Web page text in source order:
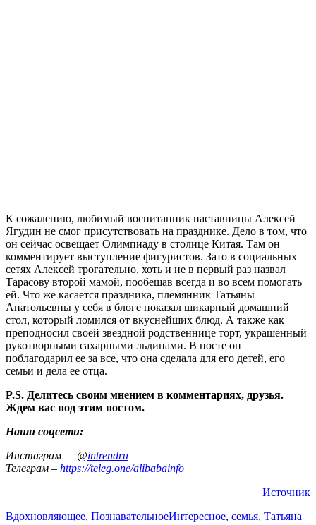
К сожалению, любимый воспитанник наставницы Алексей
Ягудин не смог присутствовать на празднике. Дело в том, что
он сейчас освещает Олимпиаду в столице Китая. Там он
комментирует выступление фигуристов. Зато в социальных
сетях Алексей трогательно, хоть и не в первый раз назвал
Тарасову второй мамой, пообещав всегда и во всем помогать
ей. Что же касается праздника, племянник Татьяны
Анатольевны у себя в блоге показал шикарный домашний
стол, который ломился от вкуснейших блюд. А также как
преподносил своей звездной родственнице торт, украшенный
рукотворными сахарными льдинами. В посте он
поблагодарил ее за все, что она сделала для его детей, его
семьи и дела ее отца.
P.S. Делитесь своим мнением в комментариях, друзья.
Ждем вас под этим постом.
Наши соцсети:
Инстаграм — @intrendru
Телеграм – https://teleg.one/alibabainfo
Источник
Вдохновляющее, ПознавательноеИнтересное, семья, Татьяна